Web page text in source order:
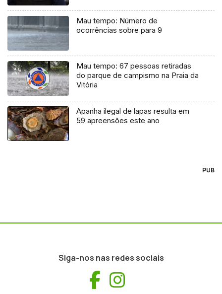
Mau tempo: Número de
ocorrências sobre para 9
Mau tempo: 67 pessoas retiradas
do parque de campismo na Praia da
Vitória
Apanha ilegal de lapas resulta em
59 apreensões este ano
PUB
Siga-nos nas redes sociais
Facebook